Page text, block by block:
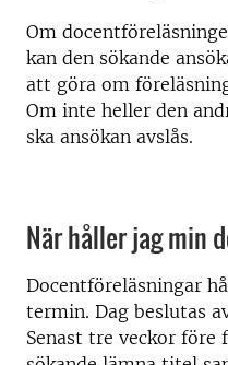
Om
kan den sökande
att göra om
Om inte heller den
ska ansökan avslås.
När håller jag min
Docentföreläsningar
termin. Dag beslutas
Senast tre veckor före